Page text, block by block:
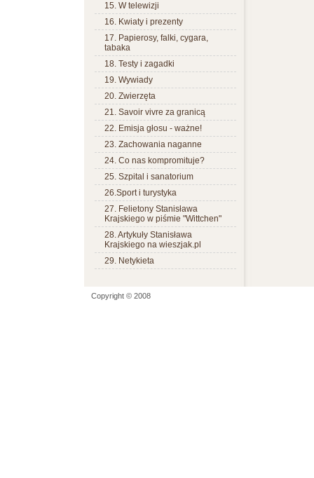
15. W telewizji
16. Kwiaty i prezenty
17. Papierosy, falki, cygara,
tabaka
18. Testy i zagadki
19. Wywiady
20. Zwierzęta
21. Savoir vivre za granicą
22. Emisja głosu - ważne!
23. Zachowania naganne
24. Co nas kompromituje?
25. Szpital i sanatorium
26.Sport i turystyka
27. Felietony Stanisława
Krajskiego w piśmie "Wittchen"
28. Artykuły Stanisława
Krajskiego na wieszjak.pl
29. Netykieta
Copyright © 2008